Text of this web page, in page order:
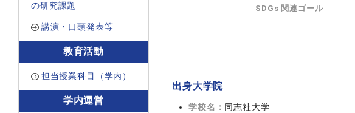
の研究課題
講演・口頭発表等
教育活動
担当授業科目（学内）
学内運営
SDGs 関連ゴール
出身大学院
学校名： 同志社大学